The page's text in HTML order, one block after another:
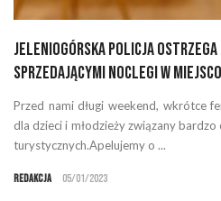
Jeleniogórska policja ostrzega
sprzedającymi noclegi w
Przed nami długi weekend, wkrótce
dla dzieci i młodzieży związany
turystycznych.Apelujemy o ...
Redakcja 05/01/2023